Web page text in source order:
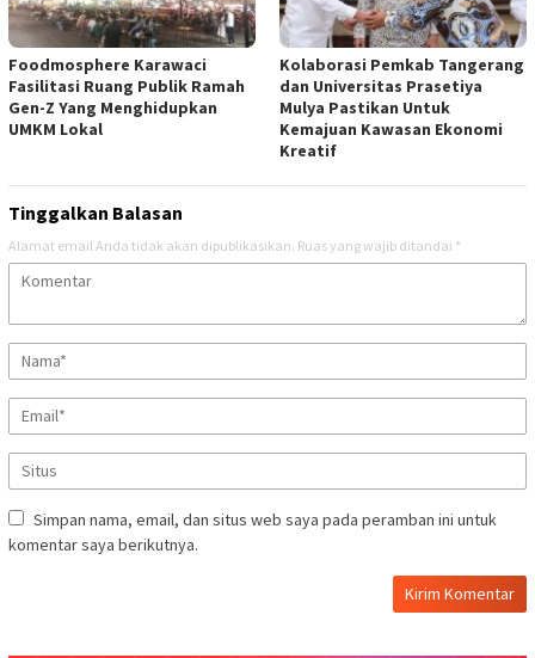
Foodmosphere Karawaci
Fasilitasi Ruang Publik Ramah
Gen-Z Yang Menghidupkan
UMKM Lokal
Kolaborasi Pemkab Tangerang
dan Universitas Prasetiya
Mulya Pastikan Untuk
Kemajuan Kawasan Ekonomi
Kreatif
Tinggalkan Balasan
Alamat email Anda tidak akan dipublikasikan. Ruas yang wajib ditandai *
Simpan nama, email, dan situs web saya pada peramban ini untuk
komentar saya berikutnya.